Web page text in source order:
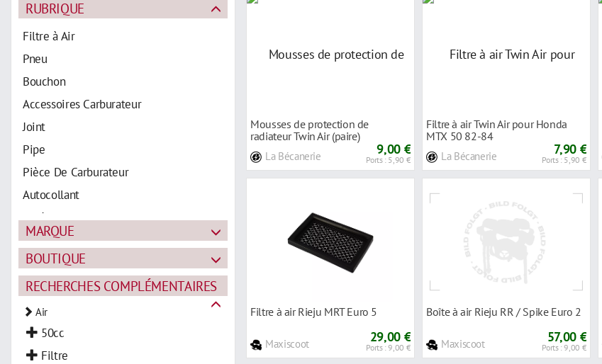
RUBRIQUE
Filtre à Air
Pneu
Bouchon
Accessoires Carburateur
Joint
Pipe
Pièce De Carburateur
Autocollant
Carénage
Radiateur
Starter
MARQUE
BOUTIQUE
RECHERCHES COMPLÉMENTAIRES
Air
50cc
Filtre
Mousses de protection de
radiateur Twin Air (paire)
La Bécanerie 9,00 €
Ports : 5,90 €
Filtre à air Twin Air pour Honda
MTX 50 82-84
La Bécanerie 7,90 €
Ports : 5,90 €
Filtre à air Rieju MRT Euro 5
Maxiscoot 29,00 €
Ports : 9,00 €
Boîte à air Rieju RR / Spike Euro 2
Maxiscoot 57,00 €
Ports : 9,00 €